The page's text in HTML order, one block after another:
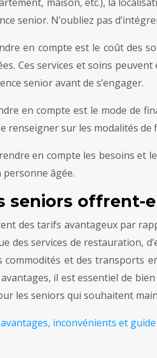
senior. N’oubliez pas
en compte est le coût des
Ces services et soins
senior avant de s’engager.
en compte est le mode de
renseigner sur les modalités
en compte les besoins et
âgée.
seniors offrent-
des tarifs avantageux par
des services de restauration,
et des transports
il est essentiel de
les seniors qui souhaitent
inconvénients et